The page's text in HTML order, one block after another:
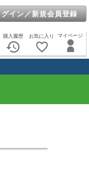
イン／新規会員登録
マイページ
お気に入り
favorite_border
購入履歴
history